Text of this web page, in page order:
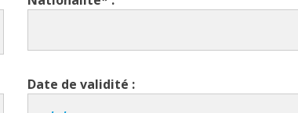
Date de validité :